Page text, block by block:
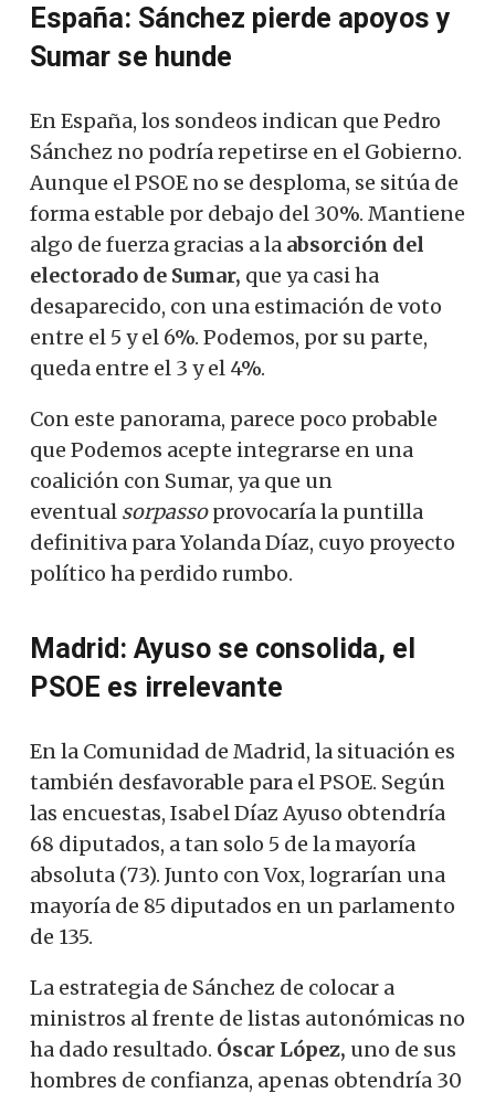
España: Sánchez pierde apoyos y
Sumar se hunde
En España, los sondeos indican que Pedro
Sánchez no podría repetirse en el Gobierno.
Aunque el PSOE no se desploma, se sitúa de
forma estable por debajo del 30%. Mantiene
algo de fuerza gracias a la absorción del
electorado de Sumar, que ya casi ha
desaparecido, con una estimación de voto
entre el 5 y el 6%. Podemos, por su parte,
queda entre el 3 y el 4%.
Con este panorama, parece poco probable
que Podemos acepte integrarse en una
coalición con Sumar, ya que un
eventual sorpassoprovocaría la puntilla
definitiva para Yolanda Díaz, cuyo proyecto
político ha perdido rumbo.
Madrid: Ayuso se consolida, el
PSOE es irrelevante
En la Comunidad de Madrid, la situación es
también desfavorable para el PSOE. Según
las encuestas, Isabel Díaz Ayuso obtendría
68 diputados, a tan solo 5 de la mayoría
absoluta (73). Junto con Vox, lograrían una
mayoría de 85 diputados en un parlamento
de 135.
La estrategia de Sánchez de colocar a
ministros al frente de listas autonómicas no
ha dado resultado. Óscar López, uno de sus
hombres de confianza, apenas obtendría 30